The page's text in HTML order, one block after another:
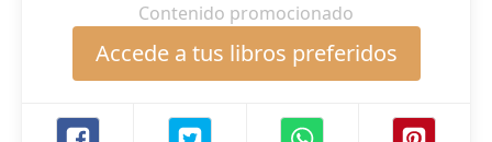
Contenido promocionado
Accede a tus libros preferidos